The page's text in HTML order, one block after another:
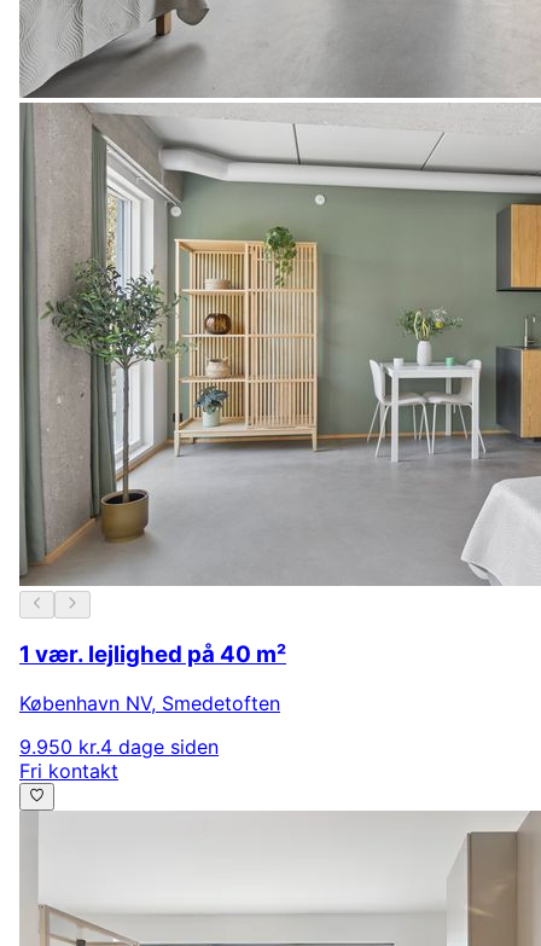
1 vær. lejlighed på 40 m²
København NV, Smedetoften
9.950 kr.4 dage siden
Fri kontakt